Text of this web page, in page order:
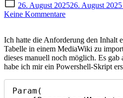
on
26. August 202526. August 2025
Keine Kommentarezu
Datei
in
MediaWiki-
Tabelle
Ich hatte die Anforderung den Inhalt
Tabelle in einem MediaWiki zu
dieses manuell noch möglich. Es gab
habe ich mir ein Powershell-Skript
Param(